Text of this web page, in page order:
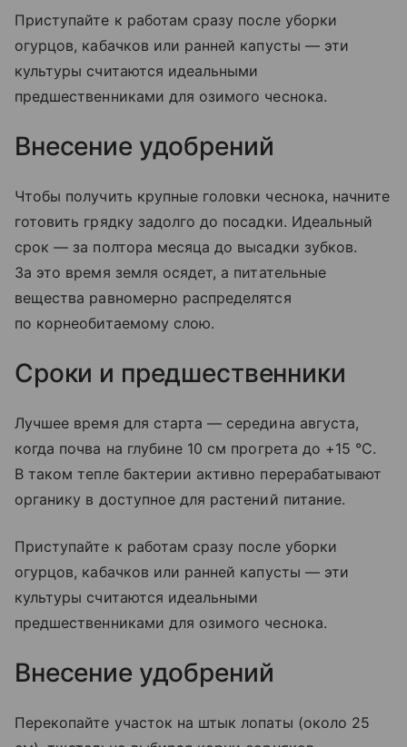
Приступайте к работам сразу после уборки
огурцов, кабачков или ранней капусты — эти
культуры считаются идеальными
предшественниками для озимого чеснока.
Внесение удобрений
Чтобы получить крупные головки чеснока, начните
готовить грядку задолго до посадки. Идеальный
срок — за полтора месяца до высадки зубков.
За это время земля осядет, а питательные
вещества равномерно распределятся
по корнеобитаемому слою.
Сроки и предшественники
Лучшее время для старта — середина августа,
когда почва на глубине 10 см прогрета до +15 °C.
В таком тепле бактерии активно перерабатывают
органику в доступное для растений питание.
Приступайте к работам сразу после уборки
огурцов, кабачков или ранней капусты — эти
культуры считаются идеальными
предшественниками для озимого чеснока.
Внесение удобрений
Перекопайте участок на штык лопаты (около 25